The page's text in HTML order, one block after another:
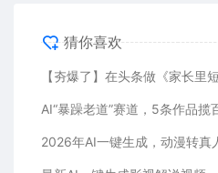
猜你喜欢